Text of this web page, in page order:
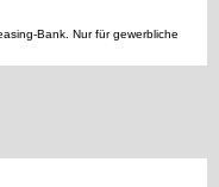
Bank. Nur für gewerbliche